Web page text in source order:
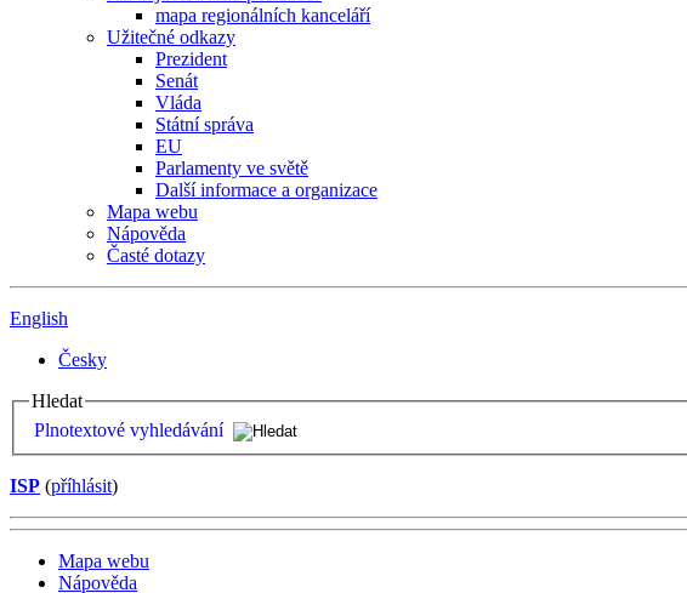
mapa regionálních kanceláří
Užitečné odkazy
Prezident
Senát
Vláda
Státní správa
EU
Parlamenty ve světě
Další informace a organizace
Mapa webu
Nápověda
Časté dotazy
English
Česky
Hledat
Plnotextové vyhledávání
ISP (příhlásit)
Mapa webu
Nápověda